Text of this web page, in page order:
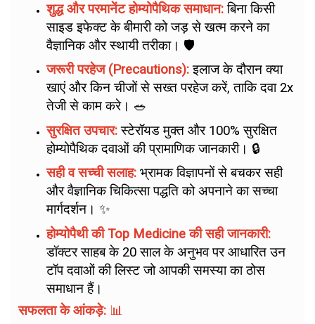
शुद्ध और परमानेंट होम्योपैथिक समाधान:बिना किसी
साइड इफेक्ट के बीमारी को जड़ से खत्म करने का
वैज्ञानिक और स्थायी तरीका। 🛡️
जरूरी परहेज (Precautions):इलाज के दौरान क्या
खाएं और किन चीजों से सख्त परहेज करें, ताकि दवा 2x
तेजी से काम करे। 🥗
सुरक्षित उपचार:स्टेरॉयड मुक्त और 100% सुरक्षित
होम्योपैथिक दवाओं की प्रामाणिक जानकारी। 🔒
सही व सच्ची सलाह: भ्रामक विज्ञापनों से बचकर सही
और वैज्ञानिक चिकित्सा पद्धति को अपनाने का सच्चा
मार्गदर्शन। ✨
होम्योपैथी की Top Medicine की सही जानकारी:
डॉक्टर साहब के 20 साल के अनुभव पर आधारित उन
टॉप दवाओं की लिस्ट जो आपकी समस्या का ठोस
समाधान हैं।
सफलता के आंकड़े: 📊